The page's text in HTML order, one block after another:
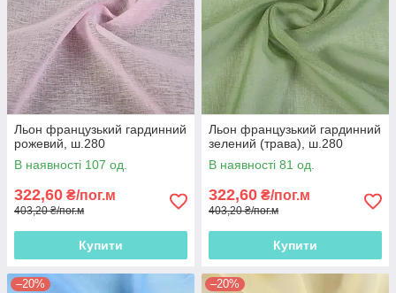
Льон французький гардинний
рожевий, ш.280
В наявності 107 од.
322,60 ₴/пог.м
403,20 ₴/пог.м
Купити
Льон французький гардинний
зелений (трава), ш.280
В наявності 81 од.
322,60 ₴/пог.м
403,20 ₴/пог.м
Купити
–20% –20%